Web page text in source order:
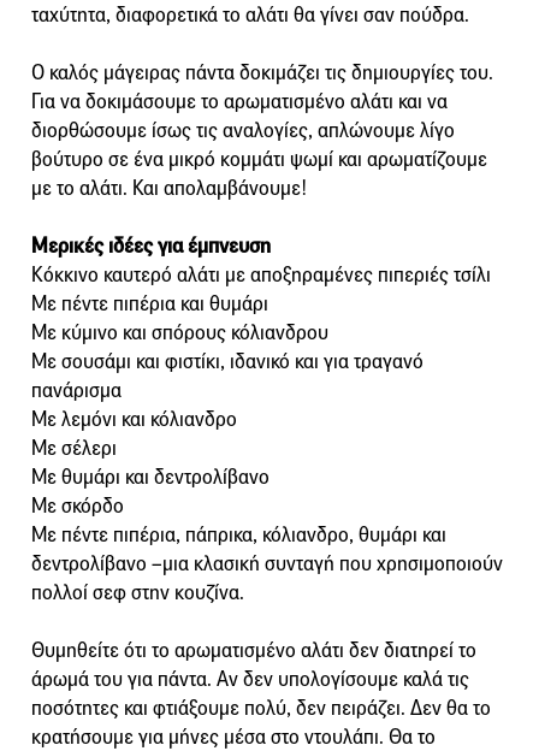
ταχύτητα, διαφορετικά το αλάτι θα γίνει σαν πούδρα.
Ο καλός μάγειρας πάντα δοκιμάζει τις δημιουργίες του.
Για να δοκιμάσουμε το αρωματισμένο αλάτι και να
διορθώσουμε ίσως τις αναλογίες, απλώνουμε λίγο
βούτυρο σε ένα μικρό κομμάτι ψωμί και αρωματίζουμε
με το αλάτι. Και απολαμβάνουμε!
Μερικές ιδέες για έμπνευση
Κόκκινο καυτερό αλάτι με αποξηραμένες πιπεριές τσίλι
Με πέντε πιπέρια και θυμάρι
Με κύμινο και σπόρους κόλιανδρου
Με σουσάμι και φιστίκι, ιδανικό και για τραγανό
πανάρισμα
Με λεμόνι και κόλιανδρο
Με σέλερι
Με θυμάρι και δεντρολίβανο
Με σκόρδο
Με πέντε πιπέρια, πάπρικα, κόλιανδρο, θυμάρι και
δεντρολίβανο –μια κλασική συνταγή που χρησιμοποιούν
πολλοί σεφ στην κουζίνα.
Θυμηθείτε ότι το αρωματισμένο αλάτι δεν διατηρεί το
άρωμά του για πάντα. Αν δεν υπολογίσουμε καλά τις
ποσότητες και φτιάξουμε πολύ, δεν πειράζει. Δεν θα το
κρατήσουμε για μήνες μέσα στο ντουλάπι. Θα το